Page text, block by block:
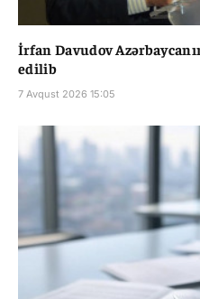
İrfan Davudov
edilib
7 Avqust 2026 15:05